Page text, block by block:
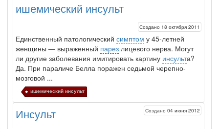
ишемический инсульт
Создано 18 октября 2011
Единственный патологический симптом у 45-летней
женщины — выраженный парез лицевого нерва. Могут
ли другие заболевания имитировать картину инсульта?
Да. При параличе Белла поражен седьмой черепно-
мозговой ...
ишемический инсульт
Инсульт Создано 04 июня 2012